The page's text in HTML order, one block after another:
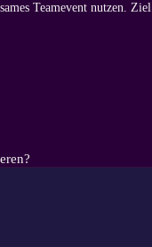
Teamevent nutzen.